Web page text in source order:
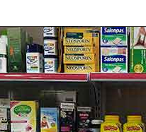
Cactus
Mist
RỒNG
triển mạnh mẽ
và rất giàu axit